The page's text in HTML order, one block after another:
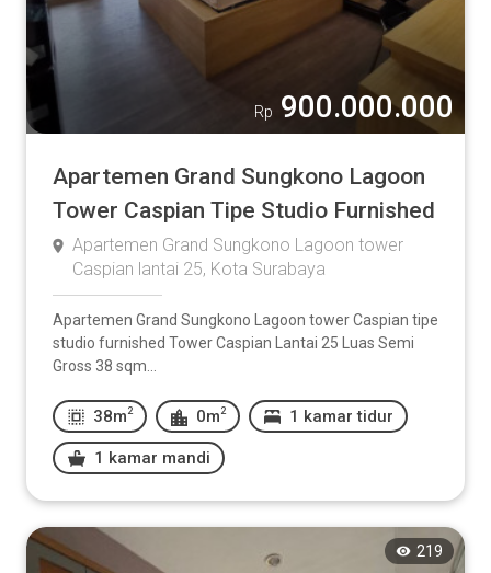
Rp 900.000.000
Apartemen Grand Sungkono Lagoon
Tower Caspian Tipe Studio Furnished
Apartemen Grand Sungkono Lagoon tower
Caspian lantai 25, Kota Surabaya
Apartemen Grand Sungkono Lagoon tower Caspian tipe
studio furnished Tower Caspian Lantai 25 Luas Semi
Gross 38 sqm...
38m 2 0m 2 1 kamar tidur
1 kamar mandi
219